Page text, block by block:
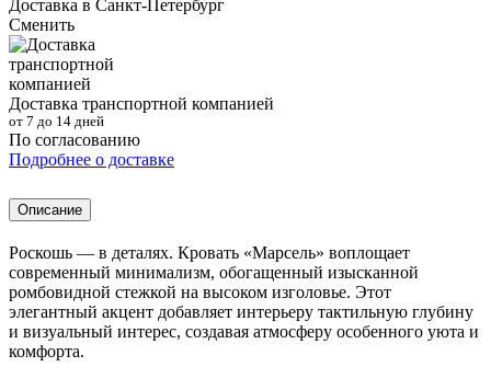
Доставка в Санкт-Петербург
Сменить
Доставка транспортной компанией
от 7 до 14 дней
По согласованию
Подробнее о доставке
Описание
Роскошь — в деталях. Кровать «Марсель» воплощает
современный минимализм, обогащенный изысканной
ромбовидной стежкой на высоком изголовье. Этот
элегантный акцент добавляет интерьеру тактильную глубину
и визуальный интерес, создавая атмосферу особенного уюта и
комфорта.